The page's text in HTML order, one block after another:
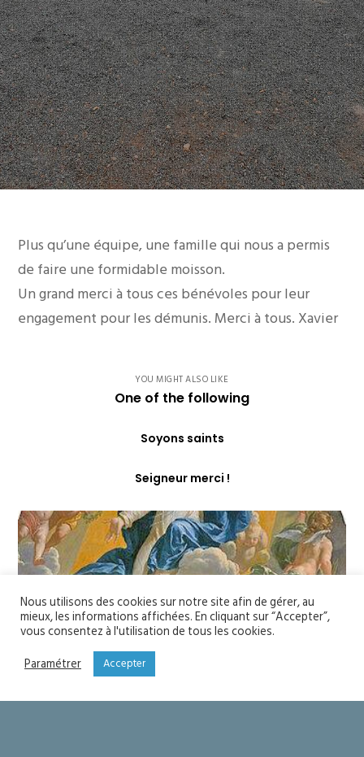
Plus qu’une équipe, une famille qui nous a permis
de faire une formidable moisson.
Un grand merci à tous ces bénévoles pour leur
engagement pour les démunis. Merci à tous. Xavier
YOU MIGHT ALSO LIKE
One of the following
Soyons saints
Seigneur merci !
Nous utilisons des cookies sur notre site afin de gérer, au
mieux, les informations affichées. En cliquant sur “Accepter”,
vous consentez à l'utilisation de tous les cookies.
Paramétrer
Accepter